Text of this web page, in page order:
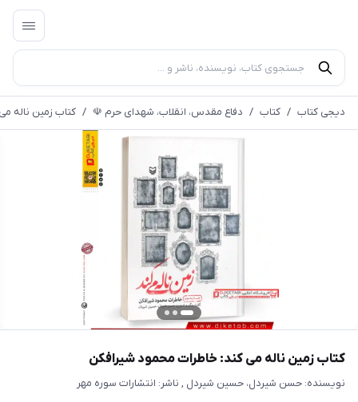
دیجی کتاب / کتاب / دفاع مقدس، انقلاب، شهدای حرم ☫ / کتاب زمین ناله
کتاب زمین ناله می کند: خاطرات محمود شیرافکن
نویسنده: حسن شیردل، حسین شیردل , ناشر: انتشارات سوره مهر